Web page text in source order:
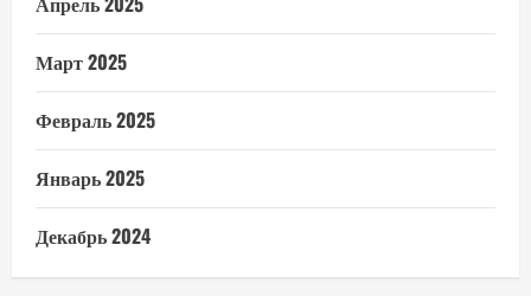
Март 2025
Февраль 2025
Январь 2025
Декабрь 2024